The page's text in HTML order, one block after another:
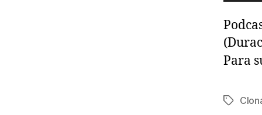
e
p
r
o
u
Para